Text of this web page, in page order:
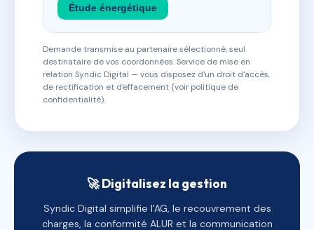
Étude énergétique
Demande transmise au partenaire sélectionné, seul
destinataire de vos coordonnées. Service de mise en
relation Syndic Digital — vous disposez d'un droit d'accès,
de rectification et d'effacement (voir politique de
confidentialité).
🚀 Digitalisez la gestion
Syndic Digital simplifie l'AG, le recouvrement des
charges, la conformité ALUR et la communication